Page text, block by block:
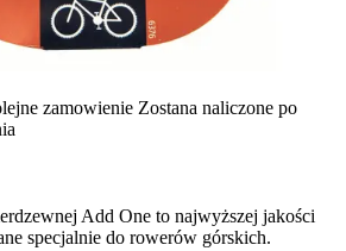
zamowienie Zostana naliczone po
Add One to najwyższej jakości
specjalnie do rowerów górskich.